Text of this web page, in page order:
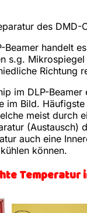
des
Beamer handelt
s.g.
Richtung
im DLP-
im Bild.
meist durch
(Austausch)
auch eine
können.
Temperatur